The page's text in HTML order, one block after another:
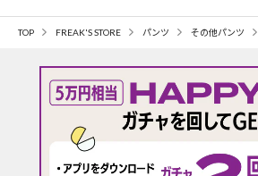
TOP FREAK'S STORE パンツ その他パンツ